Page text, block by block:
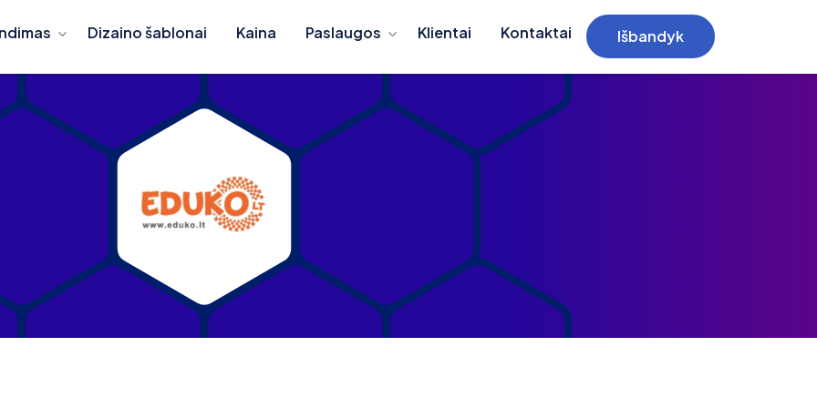
Dizaino šablonai Kaina Paslaugos Klientai Kontaktai Išbandyk